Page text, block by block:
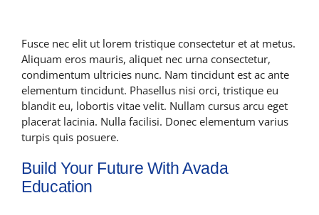
Fusce nec elit ut lorem tristique consectetur et at metus.
Aliquam eros mauris, aliquet nec urna consectetur,
condimentum ultricies nunc. Nam tincidunt est ac ante
elementum tincidunt. Phasellus nisi orci, tristique eu
blandit eu, lobortis vitae velit. Nullam cursus arcu eget
placerat lacinia. Nulla facilisi. Donec elementum varius
turpis quis posuere.
Build Your Future With Avada
Education